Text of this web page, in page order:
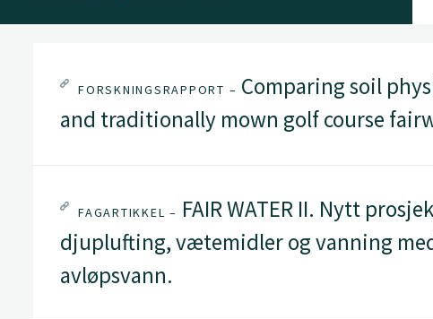
FORSKNINGSRAPPORT – Comparing soil
and traditionally mown golf course
FAGARTIKKEL – FAIR WATER II. Nytt
djuplufting, vætemidler og vanning
avløpsvann.